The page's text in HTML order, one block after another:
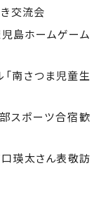
交流会
島ホームゲーム
南さつま児童生
スポーツ合宿歓
瑛太さん表敬訪